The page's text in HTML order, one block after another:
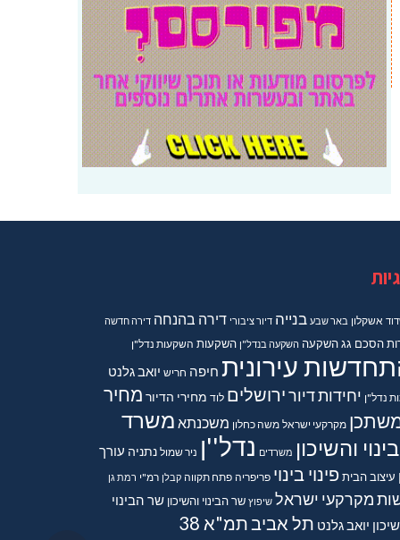
אשקלון באר שבע בנייה דיור ציבורי דירה בהנחה דירה חדשה
הסכם גגהשקעה השקעה בנדל"ן השקעות השקעות נדל"ן
עירונית חיפה חריש יואב גלנט
נדל"ן יחידות דיורירושלים לוד מחירי הדיור מחיר
מקרקעי ישראל משה כחלון משכנתא משרד
והשיכון משרדים נדל''ן ניר שמול נתניה עורך
עיצוב הבית פינוי בינוי פריפריה פתח תקווה קבלן רמ"י רמת גן
מקרקעי ישראל שיפוץ שר הבינוי והשיכון שר הבינוי
יואב גלנט תל אביבתמ"א 38